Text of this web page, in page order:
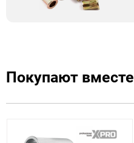
Покупают вместе